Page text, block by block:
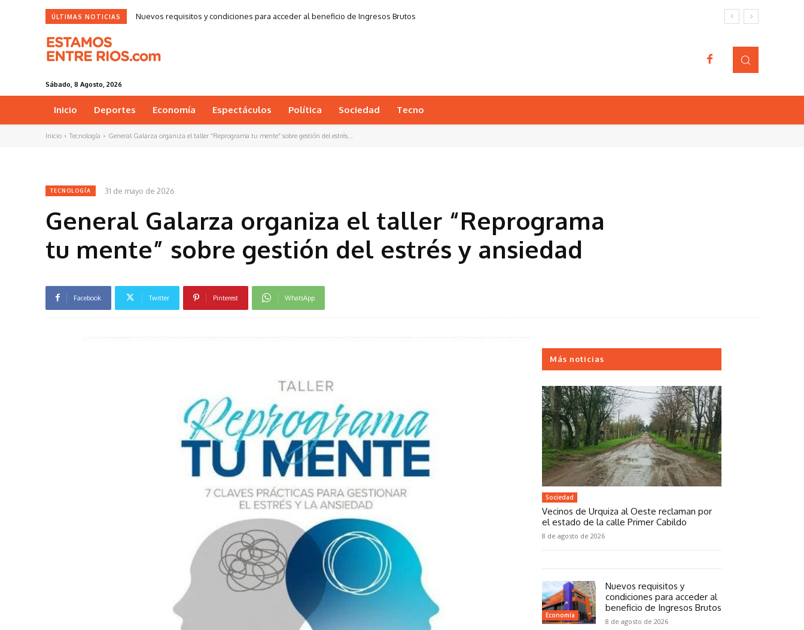
ÚLTIMAS NOTICIAS Nuevos requisitos y condiciones para acceder al beneficio de Ingresos Brutos
Sábado, 8 Agosto, 2026
Inicio Deportes Economía Espectáculos Política Sociedad Tecno
Inicio Tecnología General Galarza organiza el taller “Reprograma tu mente” sobre gestión del estrés...
TECNOLOGÍA 31 de mayo de 2026
General Galarza organiza el taller “Reprograma
tu mente” sobre gestión del estrés y ansiedad
Facebook Twitter Pinterest WhatsApp
Más noticias
Sociedad
Vecinos de Urquiza al Oeste reclaman por
el estado de la calle Primer Cabildo
8 de agosto de 2026
Economía
Nuevos requisitos y
condiciones para acceder al
beneficio de Ingresos Brutos
8 de agosto de 2026